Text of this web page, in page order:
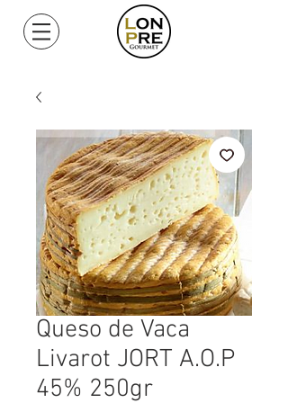
Queso de Vaca
Livarot JORT A.O.P
45% 250gr